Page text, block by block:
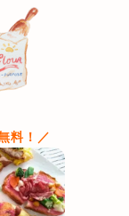
料！／